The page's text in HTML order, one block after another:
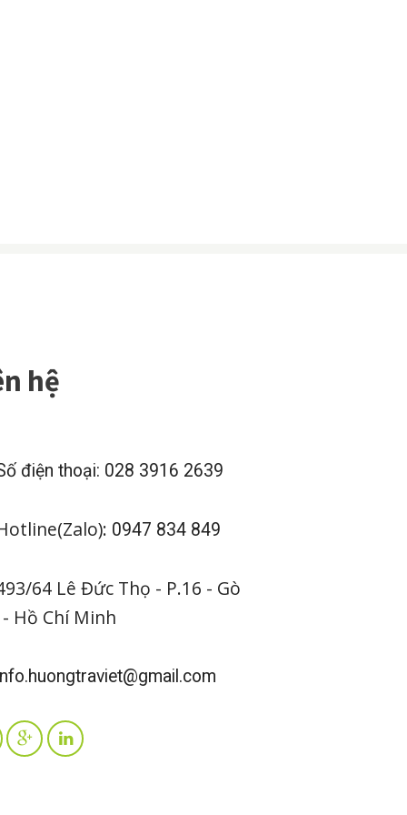
hệ
điện thoại: 028 3916 2639
0947 834 849
64 Lê Đức Thọ - P.16 - Gò
Hồ Chí Minh